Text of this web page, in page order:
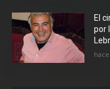
El
por